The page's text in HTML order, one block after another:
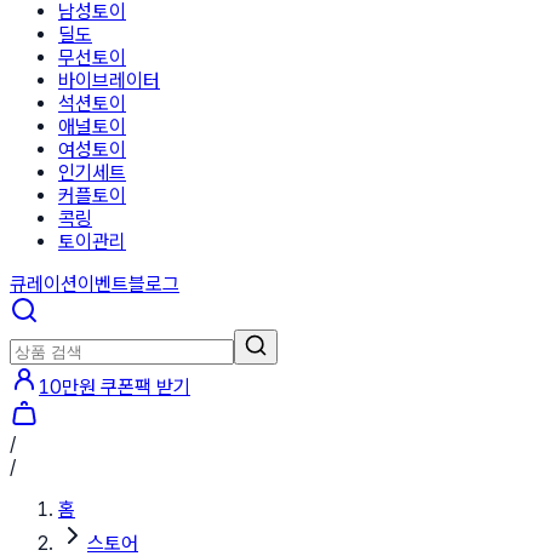
남성토이
딜도
무선토이
바이브레이터
석션토이
애널토이
여성토이
인기세트
커플토이
콕링
토이관리
큐레이션이벤트블로그
10만원 쿠폰팩 받기
/
/
홈
스토어